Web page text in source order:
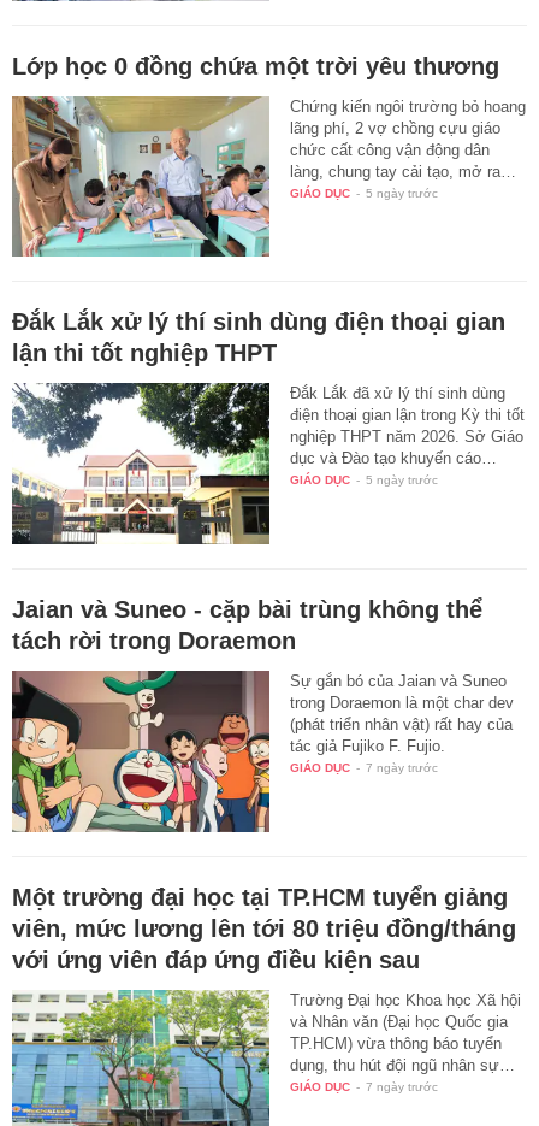
Lớp học 0 đồng chứa một trời yêu thương
Chứng kiến ngôi trường bỏ hoang
lãng phí, 2 vợ chồng cựu giáo
chức cất công vận động dân
làng, chung tay cải tạo, mở ra…
GIÁO DỤC - 5 ngày trước
Đắk Lắk xử lý thí sinh dùng điện thoại gian
lận thi tốt nghiệp THPT
Đắk Lắk đã xử lý thí sinh dùng
điện thoại gian lận trong Kỳ thi tốt
nghiệp THPT năm 2026. Sở Giáo
dục và Đào tạo khuyến cáo…
GIÁO DỤC - 5 ngày trước
Jaian và Suneo - cặp bài trùng không thể
tách rời trong Doraemon
Sự gắn bó của Jaian và Suneo
trong Doraemon là một char dev
(phát triển nhân vật) rất hay của
tác giả Fujiko F. Fujio.
GIÁO DỤC - 7 ngày trước
Một trường đại học tại TP.HCM tuyển giảng
viên, mức lương lên tới 80 triệu đồng/tháng
với ứng viên đáp ứng điều kiện sau
Trường Đại học Khoa học Xã hội
và Nhân văn (Đại học Quốc gia
TP.HCM) vừa thông báo tuyển
dụng, thu hút đội ngũ nhân sự…
GIÁO DỤC - 7 ngày trước